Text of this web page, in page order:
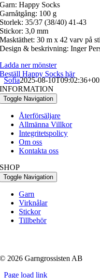
Garn: Happy Socks
Garnåtgång: 100 g
Storlek: 35/37 (38/40) 41-43
Stickor: 3,0 mm
Masktäthet: 30 m x 42 varv på
Design & beskrivning: Inger
Ladda ner mönster
Beställ Happy Socks här
Sofia2025-08-
INFORMATION
Toggle Navigation
Återförsäljare
Allmänna Villkor
Integritetspolicy
Om oss
Kontakta oss
SHOP
Toggle Navigation
Garn
Virknålar
Stickor
Tillbehör
© 2026 Garngrossisten AB
Page load link